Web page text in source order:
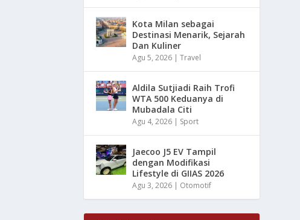
Kota Milan sebagai
Destinasi Menarik, Sejarah
Dan Kuliner
Agu 5, 2026 |Travel
Aldila Sutjiadi Raih Trofi
WTA 500 Keduanya di
Mubadala Citi
Agu 4, 2026 | Sport
Jaecoo J5 EV Tampil
dengan Modifikasi
Lifestyle di GIIAS 2026
Agu 3, 2026 | Otomotif